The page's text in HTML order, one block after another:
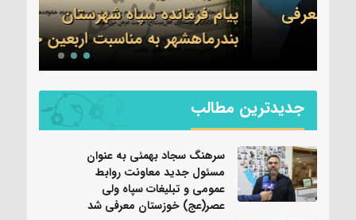
پیام فرمانده سپاه شهرستان
بندرماهشهر به مناسبت اربعین حسینی
جدیدترین مطالب
سرهنگ سجاد بهمئی به عنوان
مسئول جدید معاونت روابط
عمومی و تبلیغات سپاه ولی
عصر(عج) خوزستان معرفی شد